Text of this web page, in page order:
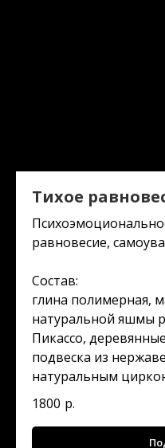
Тихое
равновесие,
Состав:
глина полимерная,
натуральной яшмы
Пикассо,
подвеска из
натуральным
1800 р.